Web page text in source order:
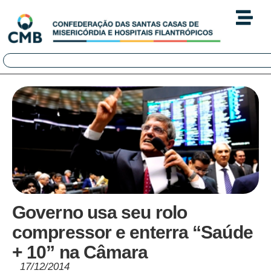
Governo usa seu rolo
compressor e enterra “Saúde
+ 10” na Câmara
17/12/2014